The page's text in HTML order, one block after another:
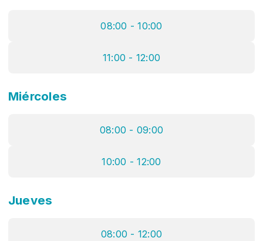
08:00 - 10:00
11:00 - 12:00
Miércoles
08:00 - 09:00
10:00 - 12:00
Jueves
08:00 - 12:00